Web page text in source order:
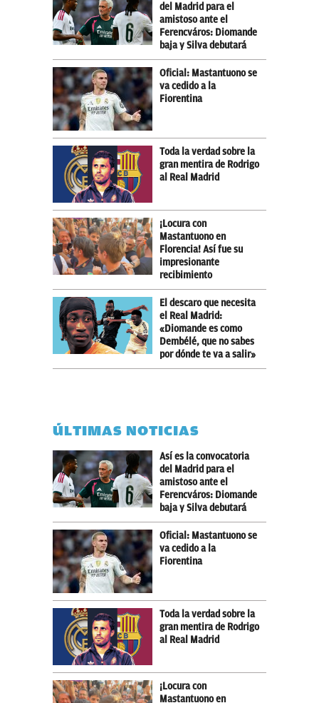
del Madrid para el
amistoso ante el
Ferencváros: Diomande
baja y Silva debutará
Oficial: Mastantuono se
va cedido a la
Fiorentina
Toda la verdad sobre la
gran mentira de Rodrigo
al Real Madrid
¡Locura con
Mastantuono en
Florencia! Así fue su
impresionante
recibimiento
El descaro que necesita
el Real Madrid:
«Diomande es como
Dembélé, que no sabes
por dónde te va a salir»
ÚLTIMAS NOTICIAS
Así es la convocatoria
del Madrid para el
amistoso ante el
Ferencváros: Diomande
baja y Silva debutará
Oficial: Mastantuono se
va cedido a la
Fiorentina
Toda la verdad sobre la
gran mentira de Rodrigo
al Real Madrid
¡Locura con
Mastantuono en